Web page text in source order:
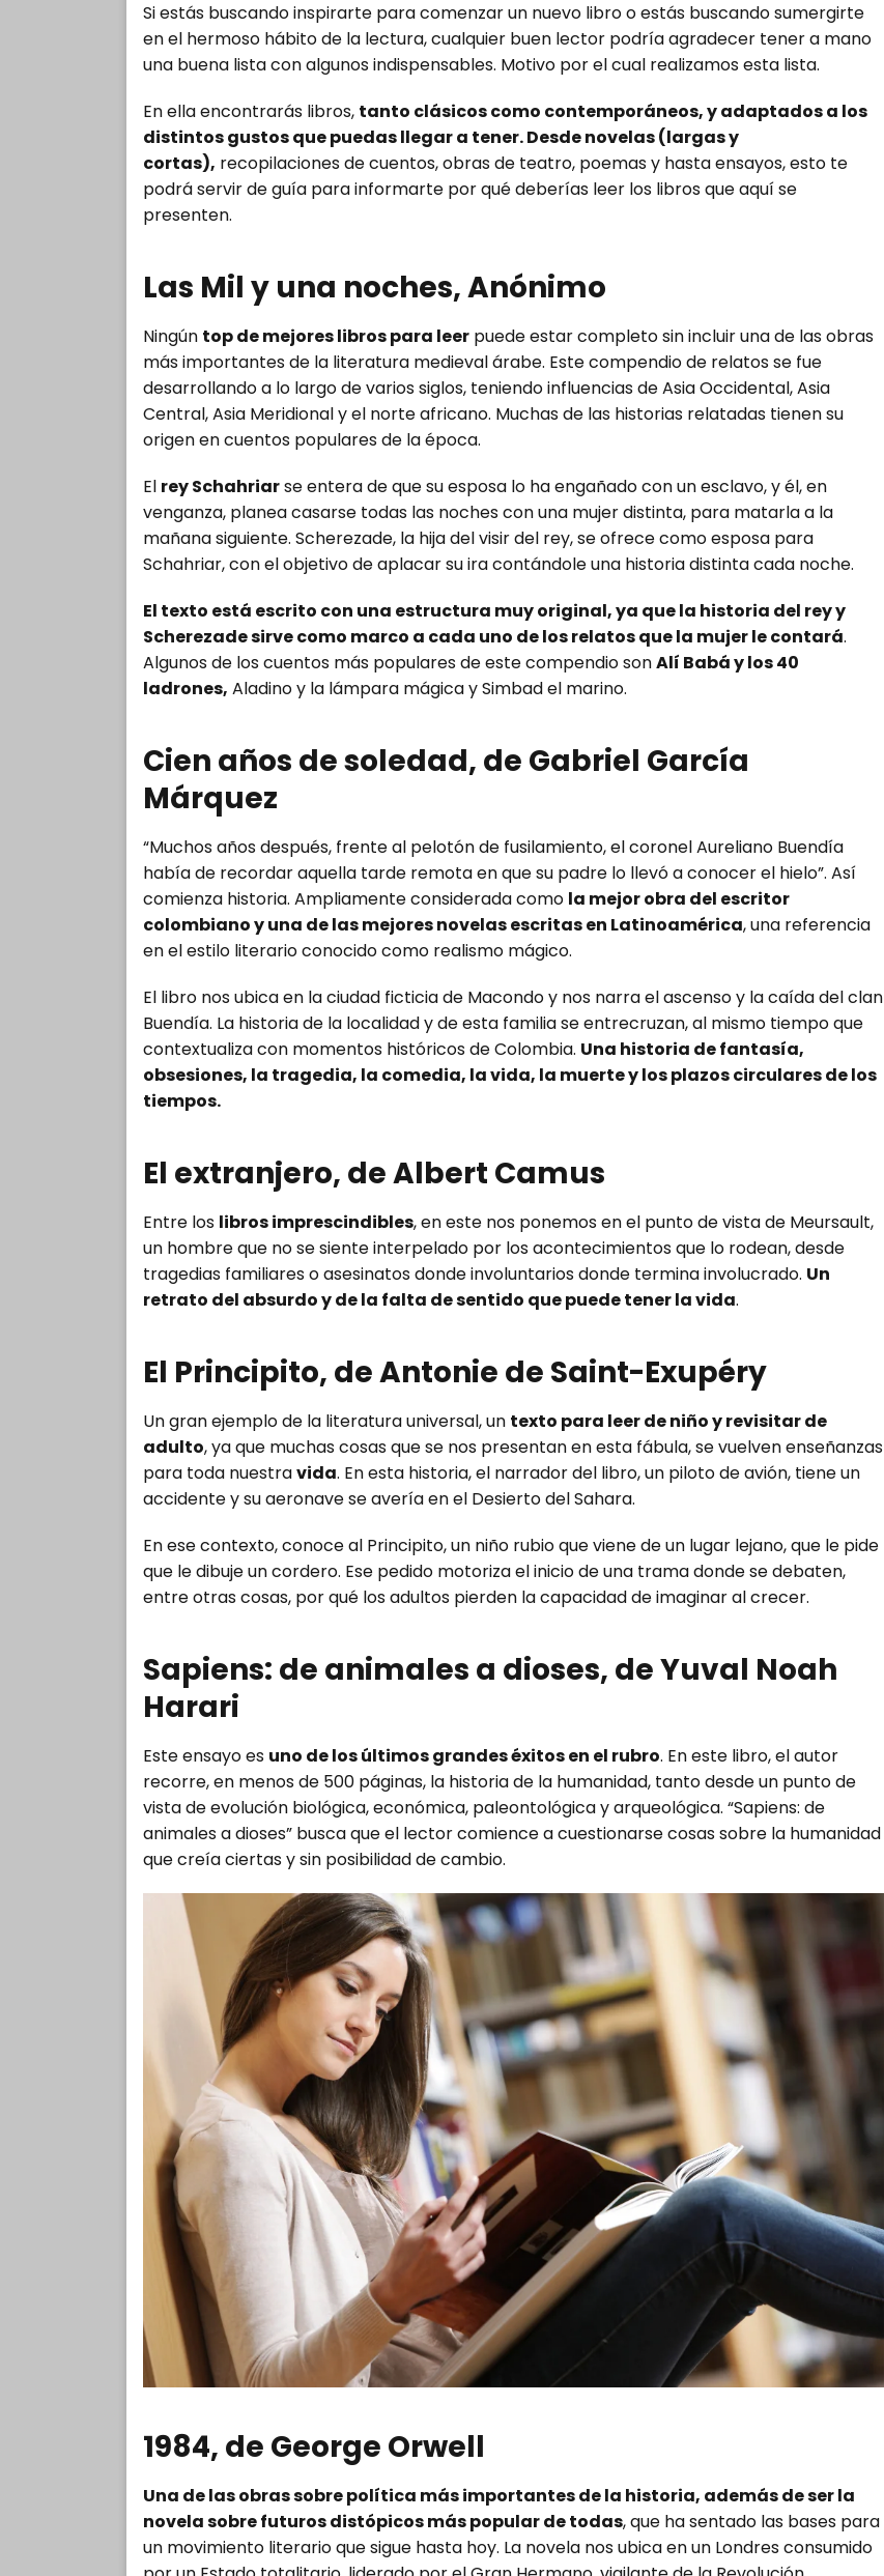
Si estás buscando inspirarte para comenzar un nuevo libro o estás buscando sumergirte
en el hermoso hábito de la lectura, cualquier buen lector podría agradecer tener a mano
una buena lista con algunos indispensables. Motivo por el cual realizamos esta lista.
En ella encontrarás libros, tanto clásicos como contemporáneos, y adaptados a los
distintos gustos que puedas llegar a tener. Desde novelas (largas y
cortas), recopilaciones de cuentos, obras de teatro, poemas y hasta ensayos, esto te
podrá servir de guía para informarte por qué deberías leer los libros que aquí se
presenten.
Las Mil y una noches, Anónimo
Ningún top de mejores libros para leer puede estar completo sin incluir una de las obras
más importantes de la literatura medieval árabe. Este compendio de relatos se fue
desarrollando a lo largo de varios siglos, teniendo influencias de Asia Occidental, Asia
Central, Asia Meridional y el norte africano. Muchas de las historias relatadas tienen su
origen en cuentos populares de la época.
El rey Schahriarse entera de que su esposa lo ha engañado con un esclavo, y él, en
venganza, planea casarse todas las noches con una mujer distinta, para matarla a la
mañana siguiente. Scherezade, la hija del visir del rey, se ofrece como esposa para
Schahriar, con el objetivo de aplacar su ira contándole una historia distinta cada noche.
El texto está escrito con una estructura muy original, ya que la historia del rey y
Scherezade sirve como marco a cada uno de los relatos que la mujer le contará.
Algunos de los cuentos más populares de este compendio sonAlí Babá y los 40
ladrones, Aladino y la lámpara mágica y Simbad el marino.
Cien años de soledad, de Gabriel García
Márquez
“Muchos años después, frente al pelotón de fusilamiento, el coronel Aureliano Buendía
había de recordar aquella tarde remota en que su padre lo llevó a conocer el hielo”. Así
comienza historia. Ampliamente considerada como la mejor obra del escritor
colombiano y una de las mejores novelas escritas en Latinoamérica, una referencia
en el estilo literario conocido como realismo mágico.
El libro nos ubica en la ciudad ficticia de Macondo y nos narra el ascenso y la caída del clan
Buendía. La historia de la localidad y de esta familia se entrecruzan, al mismo tiempo que
contextualiza con momentos históricos de Colombia. Una historia de fantasía,
obsesiones, la tragedia, la comedia, la vida, la muerte y los plazos circulares de los
tiempos.
El extranjero, de Albert Camus
Entre los libros imprescindibles, en este nos ponemos en el punto de vista de Meursault,
un hombre que no se siente interpelado por los acontecimientos que lo rodean, desde
tragedias familiares o asesinatos donde involuntarios donde termina involucrado. Un
retrato del absurdo y de la falta de sentido que puede tener la vida.
El Principito, de Antonie de Saint-Exupéry
Un gran ejemplo de la literatura universal, un texto para leer de niño y revisitar de
adulto, ya que muchas cosas que se nos presentan en esta fábula, se vuelven enseñanzas
para toda nuestravida. En esta historia, el narrador del libro, un piloto de avión, tiene un
accidente y su aeronave se avería en el Desierto del Sahara.
En ese contexto, conoce al Principito, un niño rubio que viene de un lugar lejano, que le pide
que le dibuje un cordero. Ese pedido motoriza el inicio de una trama donde se debaten,
entre otras cosas, por qué los adultos pierden la capacidad de imaginar al crecer.
Sapiens: de animales a dioses, de Yuval Noah
Harari
Este ensayo es uno de los últimos grandes éxitos en el rubro. En este libro, el autor
recorre, en menos de 500 páginas, la historia de la humanidad, tanto desde un punto de
vista de evolución biológica, económica, paleontológica y arqueológica. “Sapiens: de
animales a dioses” busca que el lector comience a cuestionarse cosas sobre la humanidad
que creía ciertas y sin posibilidad de cambio.
1984, de George Orwell
Una de las obras sobre política más importantes de la historia, además de ser la
novela sobre futuros distópicos más popular de todas, que ha sentado las bases para
un movimiento literario que sigue hasta hoy. La novela nos ubica en un Londres consumido